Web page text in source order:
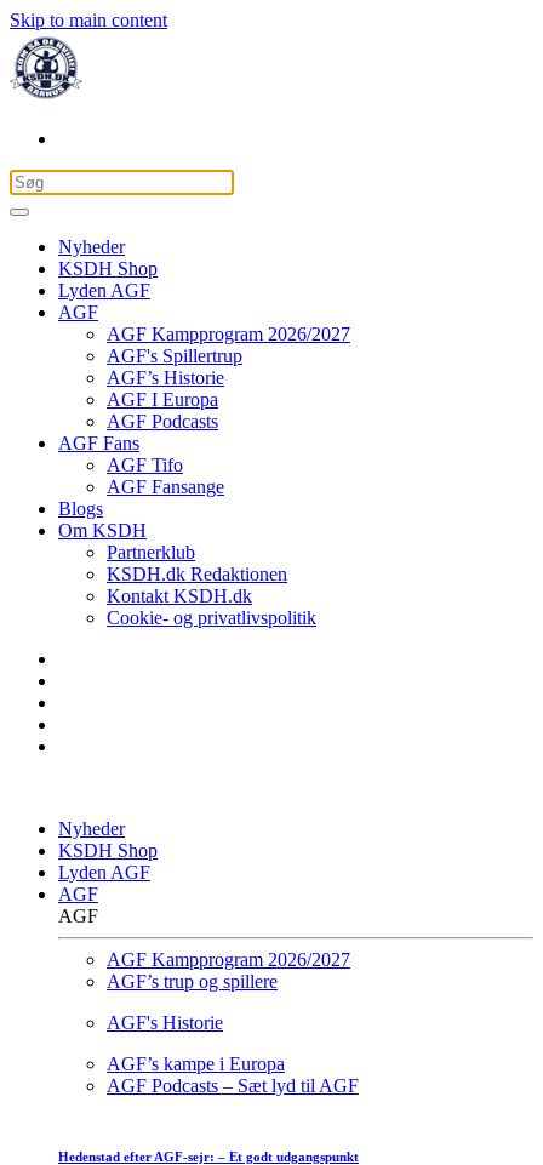
Skip to main content
Nyheder
KSDH Shop
Lyden AGF
AGF
AGF Kampprogram 2026/2027
AGF's Spillertrup
AGF’s Historie
AGF I Europa
AGF Podcasts
AGF Fans
AGF Tifo
AGF Fansange
Blogs
Om KSDH
Partnerklub
KSDH.dk Redaktionen
Kontakt KSDH.dk
Cookie- og privatlivspolitik
Nyheder
KSDH Shop
Lyden AGF
AGF
AGF
AGF Kampprogram 2026/2027
AGF’s trup og spillere
AGF's Historie
AGF’s kampe i Europa
AGF Podcasts – Sæt lyd til AGF
Hedenstad efter AGF-sejr: – Et godt udgangspunkt